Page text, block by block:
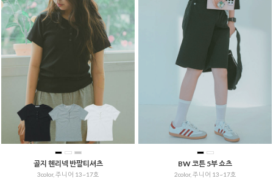
골지 헨리넥 반팔티셔츠
3color, 주니어 13~17호
BW 코튼 5부 쇼츠
2color, 주니어 13~17호